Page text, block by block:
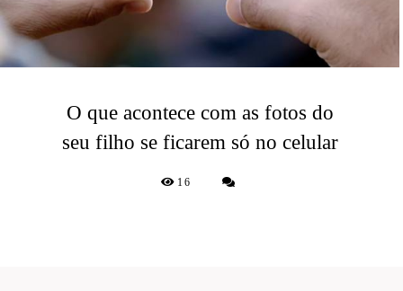
O que acontece com as fotos do
seu filho se ficarem só no celular
16